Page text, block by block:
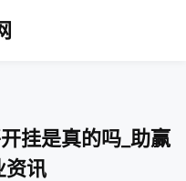
挂是真的吗_助赢
资讯